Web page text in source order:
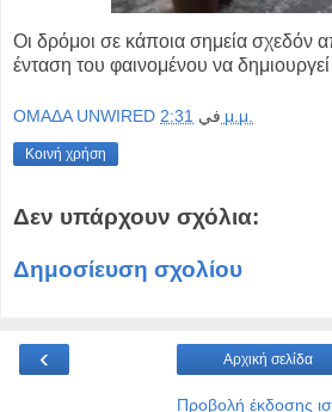
Οι δρόμοι σε κάποια σημεία σχεδόν
ένταση του φαινομένου να
OMAΔΑ UNWIRED في 2:31 μ.μ.
Κοινή χρήση
Δεν υπάρχουν σχόλια:
Δημοσίευση σχολίου
‹ Αρχική σελίδα
Προβολή έκδοσης